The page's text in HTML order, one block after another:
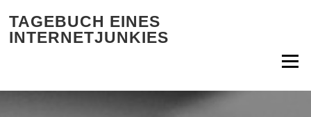
TAGEBUCH EINES
INTERNETJUNKIES
Menü